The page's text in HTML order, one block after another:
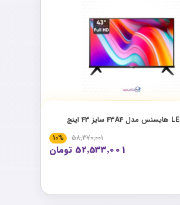
58٬370٬001
10%
52٬533٬001 تومان